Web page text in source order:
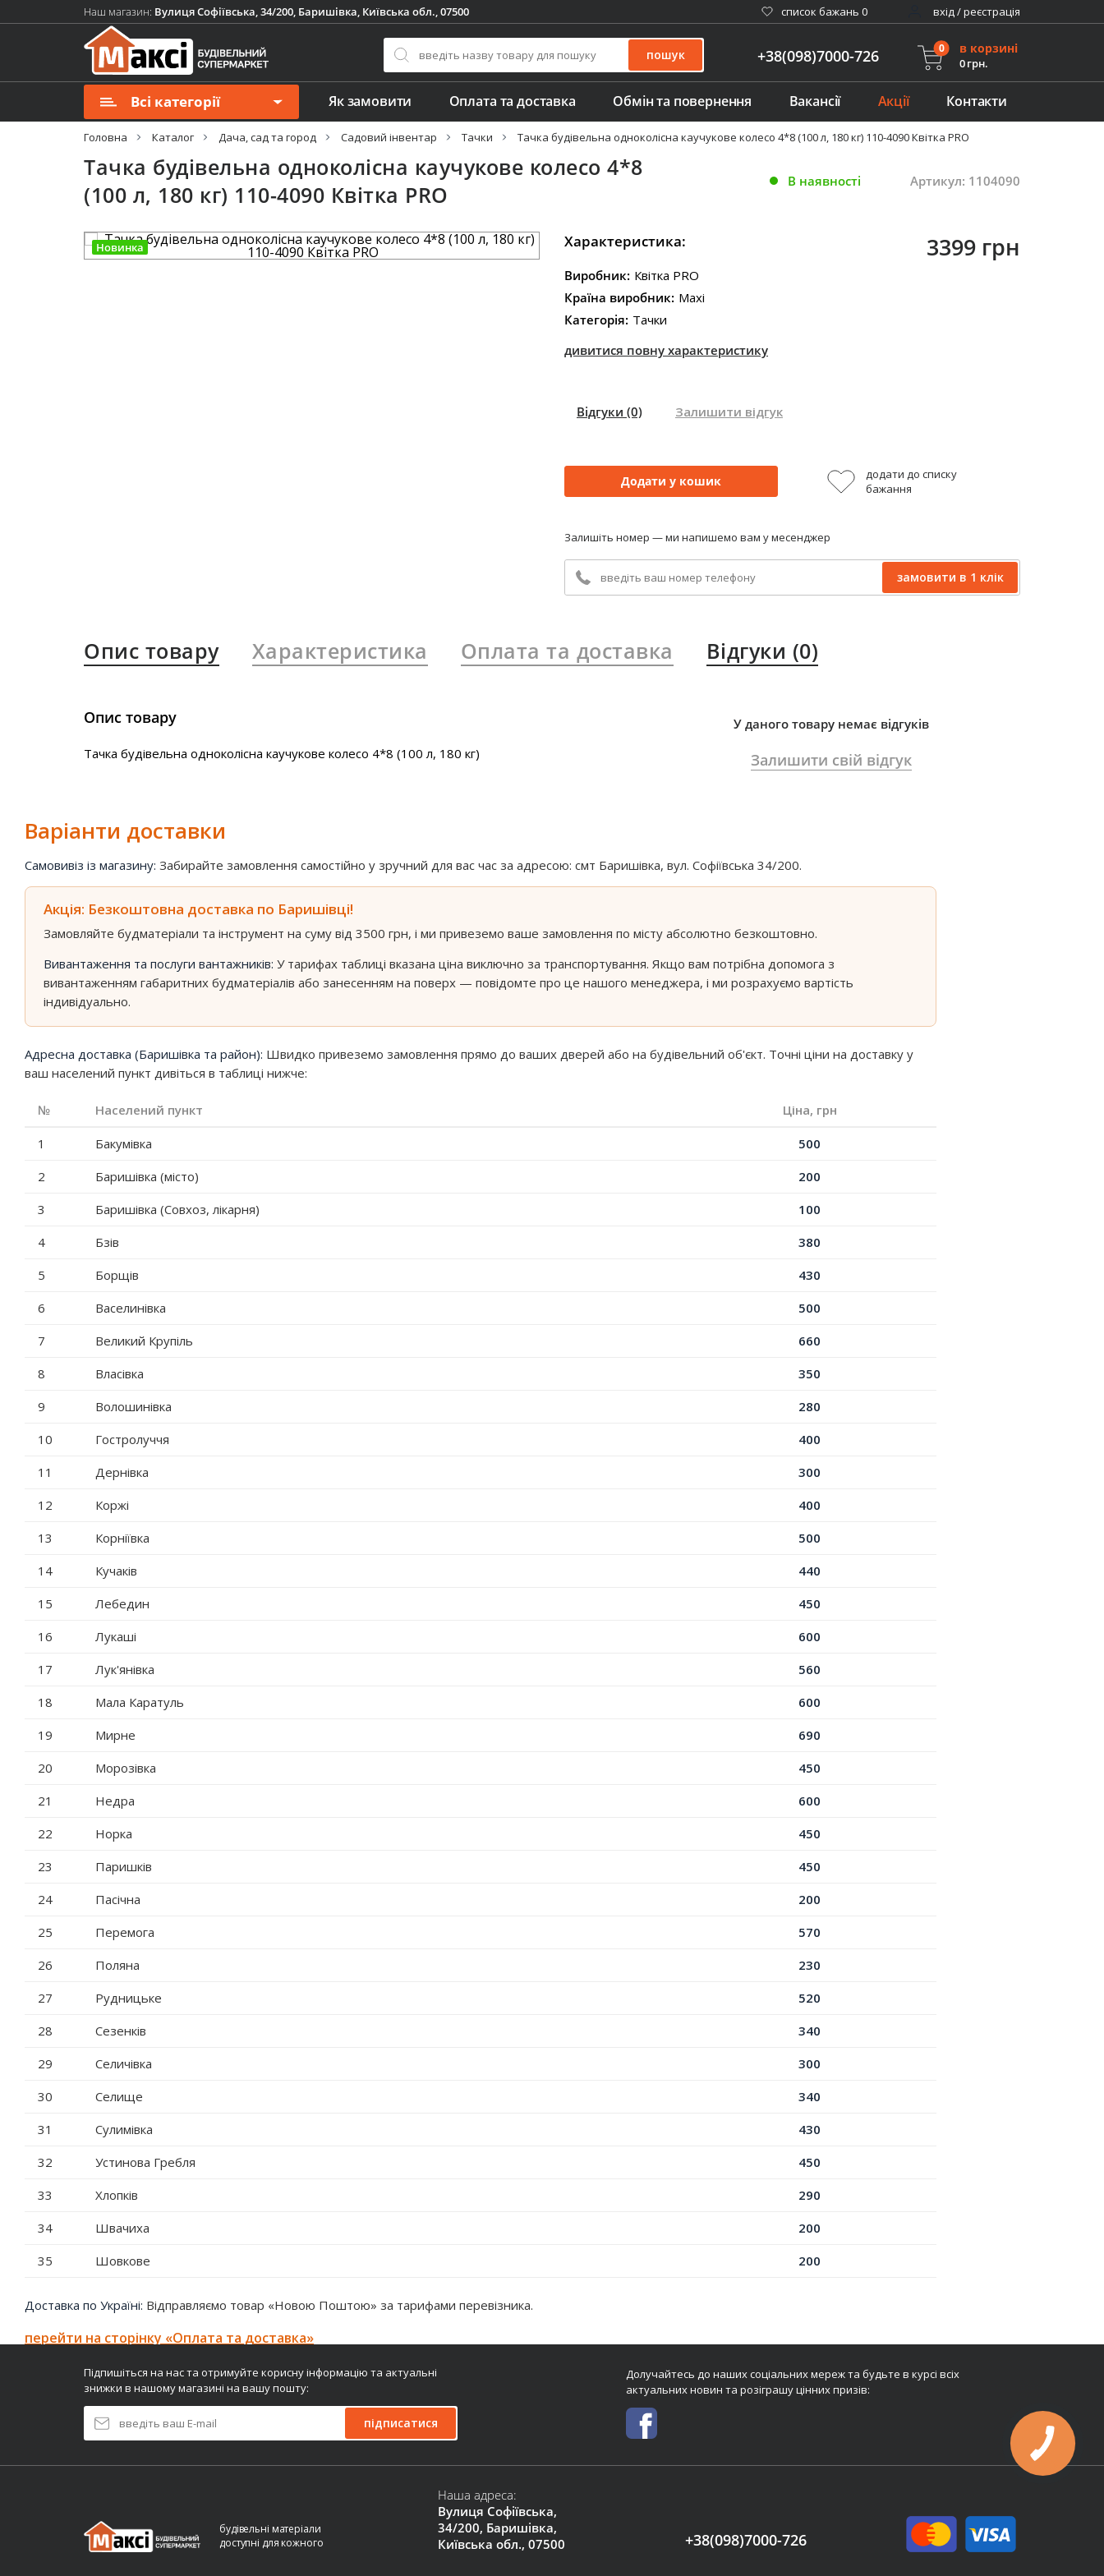
Наш магазин: Вулиця Софіївська, 34/200, Баришівка, Київська обл., 07500 cписок бажань 0 вхід / реєстрація
пошук +38(098)7000-726 0 в корзині
0 грн.
Всі категорії Як замовити Оплата та доставка Обмін та повернення Вакансії Акції Контакти
Головна Каталог Дача, сад та город Садовий інвентар Тачки Тачка будівельна одноколісна каучукове колесо 4*8 (100 л, 180 кг) 110-4090 Квітка PRO
Тачка будівельна одноколісна каучукове колесо 4*8
(100 л, 180 кг) 110-4090 Квітка PRO
В наявності Артикул: 1104090
Новинка Характеристика:
Виробник: Квітка PRO
Країна виробник: Maxi
Категорія: Тачки
дивитися повну характеристику
3399 грн
Відгуки (0) Залишити відгук
Додати у кошик
додати до списку
бажання
Залишіть номер — ми напишемо вам у месенджер
замовити в 1 клік
Опис товару Характеристика Оплата та доставка Відгуки (0)
Опис товару
Тачка будівельна одноколісна каучукове колесо 4*8 (100 л, 180 кг)
У даного товару немає відгуків
Залишити свій відгук
Варіанти доставки
Самовивіз із магазину: Забирайте замовлення самостійно у зручний для вас час за адресою: смт Баришівка, вул. Софіївська 34/200.
Акція: Безкоштовна доставка по Баришівці!
Замовляйте будматеріали та інструмент на суму від 3500 грн, і ми привеземо ваше замовлення по місту абсолютно безкоштовно.
Вивантаження та послуги вантажників: У тарифах таблиці вказана ціна виключно за транспортування. Якщо вам потрібна допомога з
вивантаженням габаритних будматеріалів або занесенням на поверх — повідомте про це нашого менеджера, і ми розрахуємо вартість
індивідуально.
Адресна доставка (Баришівка та район): Швидко привеземо замовлення прямо до ваших дверей або на будівельний об'єкт. Точні ціни на доставку у
ваш населений пункт дивіться в таблиці нижче:
№ Населений пункт Ціна, грн
1 Бакумівка
500
2
Баришівка (місто)
200
3
Баришівка (Совхоз, лікарня)
100
4
Бзів
380
5
Борщів
430
6
Васелинівка
500
7
Великий Крупіль
660
8
Власівка
350
9
Волошинівка
280
10
Гостролуччя
400
11
Дернівка
300
12
Коржі
400
13
Корніївка
500
14
Кучаків
440
15
Лебедин
450
16
Лукаші
600
17
Лук'янівка
560
18
Мала Каратуль
600
19
Мирне
690
20
Морозівка
450
21
Недра
600
22
Норка
450
23
Паришків
450
24
Пасічна
200
25
Перемога
570
26
Поляна
230
27
Рудницьке
520
28
Сезенків
340
29
Селичівка
300
30
Селище
340
31
Сулимівка
430
32
Устинова Гребля
450
33
Хлопків
290
34
Швачиха
200
35
Шовкове 200
Доставка по Україні: Відправляємо товар «Новою Поштою» за тарифами перевізника.
перейти на сторінку «Оплата та доставка»
Підпишіться на нас та отримуйте корисну інформацію та актуальні
знижки в нашому магазині на вашу пошту:
підписатися
Долучайтесь до наших соціальних мереж та будьте в курсі всіх
актуальних новин та розіграшу цінних призів:
будівельні матеріали
доступні для кожного
Наша адреса:
Вулиця Софіївська,
34/200, Баришівка,
Київська обл., 07500
+38(098)7000-726